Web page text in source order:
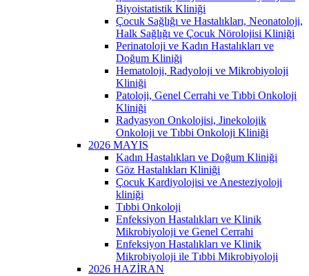
Biyoistatistik Kliniği
Çocuk Sağlığı ve Hastalıkları, Neonatoloji,
Halk Sağlığı ve Çocuk Nörolojisi Kliniği
Perinatoloji ve Kadın Hastalıkları ve
Doğum Kliniği
Hematoloji, Radyoloji ve Mikrobiyoloji
Kliniği
Patoloji, Genel Cerrahi ve Tıbbi Onkoloji
Kliniği
Radyasyon Onkolojisi, Jinekolojik
Onkoloji ve Tıbbi Onkoloji Kliniği
2026 MAYIS
Kadın Hastalıkları ve Doğum Kliniği
Göz Hastalıkları Kliniği
Çocuk Kardiyolojisi ve Anesteziyoloji
kliniği
Tıbbi Onkoloji
Enfeksiyon Hastalıkları ve Klinik
Mikrobiyoloji ve Genel Cerrahi
Enfeksiyon Hastalıkları ve Klinik
Mikrobiyoloji ile Tıbbi Mikrobiyoloji
2026 HAZİRAN